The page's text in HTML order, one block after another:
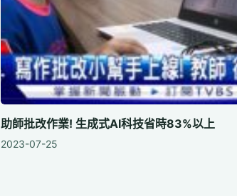
助師批改作業! 生成式AI科技省時83%以上
2023-07-25